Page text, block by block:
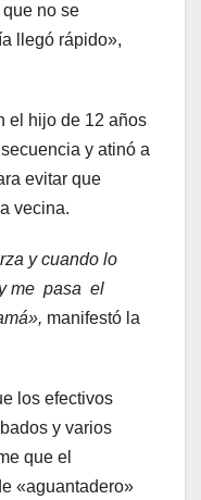
no se
llegó rápido»,
el hijo de 12 años
y atinó a
evitar que
vecina.
y cuando lo
y me pasa el
manifestó la
los efectivos
y varios
que el
«aguantadero»